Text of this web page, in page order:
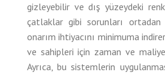
gizleyebilir ve dış yüzeydeki
çatlaklar gibi sorunları ortadan
onarım ihtiyacını minimuma
ve sahipleri için zaman ve
Ayrıca, bu sistemlerin